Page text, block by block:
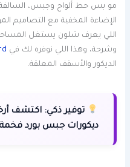
مو بس حط ألواح وجبس،
الإضاءة المخفية مع التصاميم
اللي يعرف شلون يستغل
وشرحة، وهذا اللي نوفره لك في
الديكور والأسقف المعلقة.
توفير ذكي:
ديكورات جبس بورد